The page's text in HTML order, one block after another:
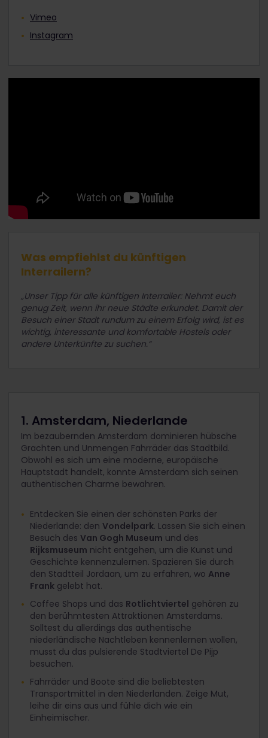
Vimeo
Instagram
Was empfiehlst du künftigen
Interrailern?
„Unser Tipp für alle künftigen Interrailer: Nehmt euch
genug Zeit, wenn ihr neue Städte erkundet. Damit der
Besuch einer Stadt rundum zu einem Erfolg wird, ist es
wichtig, interessante und komfortable Hostels oder
andere Unterkünfte zu suchen.“
1. Amsterdam, Niederlande
Im bezaubernden Amsterdam dominieren hübsche
Grachten und Unmengen Fahrräder das Stadtbild.
Obwohl es sich um eine moderne, europäische
Hauptstadt handelt, konnte Amsterdam sich seinen
authentischen Charme bewahren.
Entdecken Sie einen der schönsten Parks der
Niederlande: den Vondelpark. Lassen Sie sich einen
Besuch des Van Gogh Museum und des
Rijksmuseum nicht entgehen, um die Kunst und
Geschichte kennenzulernen. Spazieren Sie durch
den Stadtteil Jordaan, um zu erfahren, wo Anne
Frank gelebt hat.
Coffee Shops und das Rotlichtviertel gehören zu
den berühmtesten Attraktionen Amsterdams.
Solltest du allerdings das authentische
niederländische Nachtleben kennenlernen wollen,
musst du das pulsierende Stadtviertel De Pijp
besuchen.
Fahrräder und Boote sind die beliebtesten
Transportmittel in den Niederlanden. Zeige Mut,
leihe dir eins aus und fühle dich wie ein
Einheimischer.